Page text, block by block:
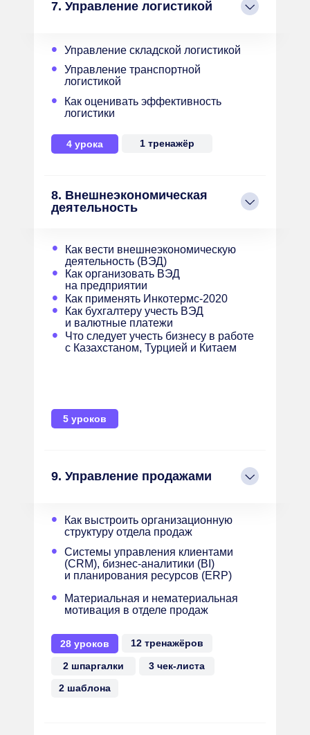
7. Управление логистикой
Управление транспортной
логистикой
•
Управление складской логистикой
•
4 урока
Как оценивать эффективность
логистики
•
1 тренажёр
8. Внешнеэкономическая
деятельность
5 уроков
Как вести внешнеэкономическую
деятельность (ВЭД)
•
Как организовать ВЭД
на предприятии
•
Как применять Инкотермс-2020
•
Как бухгалтеру учесть ВЭД
и валютные платежи
•
Что следует учесть бизнесу в работе
с Казахстаном, Турцией и Китаем
•
9. Управление продажами
Системы управления клиентами
(CRM), бизнес-аналитики (BI)
и планирования ресурсов (ERP)
•
Как выстроить организационную
структуру отдела продаж
•
Материальная и нематериальная
мотивация в отделе продаж
•
28 уроков
2 шпаргалки
3 чек-листа
2 шаблона
12 тренажёров